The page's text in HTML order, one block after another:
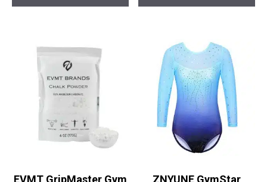
Powder 3er-Pack
Preis prüfen
Kinder 13-14 Jahre
Preis prüfen